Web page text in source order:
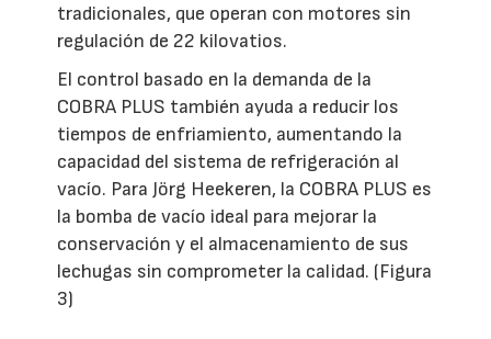
tradicionales, que operan con motores sin
regulación de 22 kilovatios.
El control basado en la demanda de la
COBRA PLUS también ayuda a reducir los
tiempos de enfriamiento, aumentando la
capacidad del sistema de refrigeración al
vacío. Para Jörg Heekeren, la COBRA PLUS es
la bomba de vacío ideal para mejorar la
conservación y el almacenamiento de sus
lechugas sin comprometer la calidad. (Figura
3)